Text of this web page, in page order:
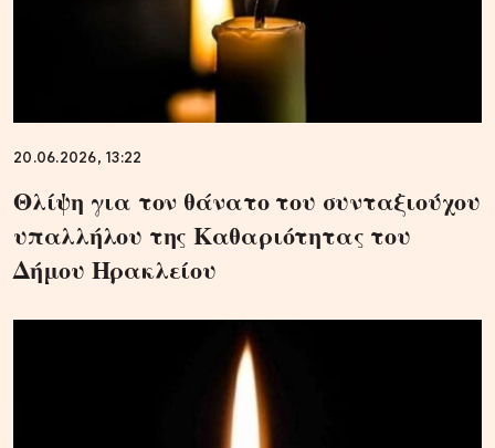
20.06.2026, 13:22
Θλίψη για τον θάνατο του συνταξιούχου
υπαλλήλου της Καθαριότητας του
Δήμου Ηρακλείου